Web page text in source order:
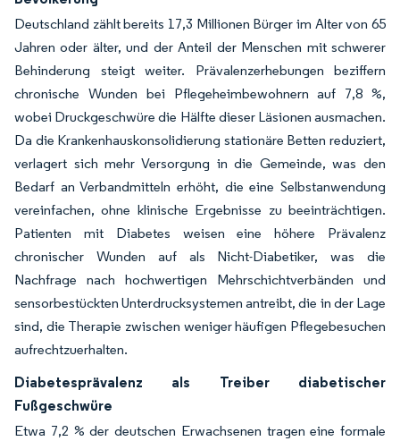
Deutschland zählt bereits 17,3 Millionen Bürger im Alter von 65
Jahren oder älter, und der Anteil der Menschen mit schwerer
Behinderung steigt weiter. Prävalenzerhebungen beziffern
chronische Wunden bei Pflegeheimbewohnern auf 7,8 %,
wobei Druckgeschwüre die Hälfte dieser Läsionen ausmachen.
Da die Krankenhauskonsolidierung stationäre Betten reduziert,
verlagert sich mehr Versorgung in die Gemeinde, was den
Bedarf an Verbandmitteln erhöht, die eine Selbstanwendung
vereinfachen, ohne klinische Ergebnisse zu beeinträchtigen.
Patienten mit Diabetes weisen eine höhere Prävalenz
chronischer Wunden auf als Nicht-Diabetiker, was die
Nachfrage nach hochwertigen Mehrschichtverbänden und
sensorbestückten Unterdrucksystemen antreibt, die in der Lage
sind, die Therapie zwischen weniger häufigen Pflegebesuchen
aufrechtzuerhalten.
Diabetesprävalenz als Treiber diabetischer
Fußgeschwüre
Etwa 7,2 % der deutschen Erwachsenen tragen eine formale